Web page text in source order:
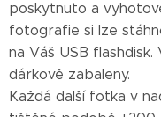
poskytnuto a
fotografie si lze
na Váš USB
dárkově zabaleny.
Každá další fotka v